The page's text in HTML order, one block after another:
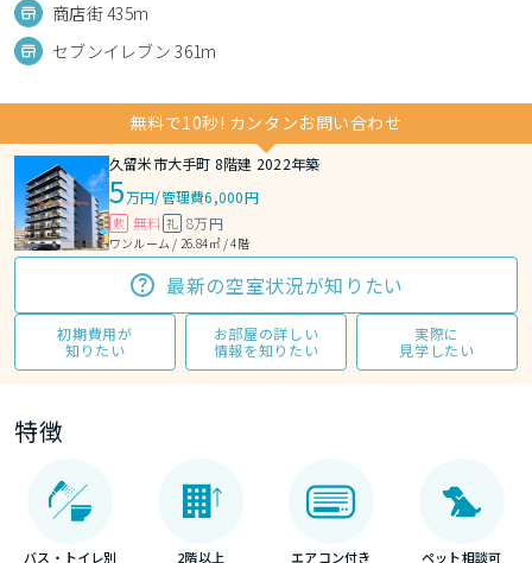
商店街 435m
セブンイレブン 361m
無料で10秒! カンタンお問い合わせ
久留米市大手町 8階建 2022年築
5万円/管理費6,000円
敷 無料 礼 8万円
ワンルーム / 26.84㎡ / 4階
最新の空室状況が知りたい
初期費用が
知りたい
お部屋の詳しい
情報を知りたい
実際に
見学したい
特徴
バス・トイレ別 2階以上 エアコン付き ペット相談可